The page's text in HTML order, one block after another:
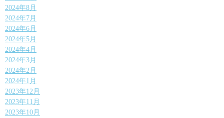
2024年8月
2024年7月
2024年6月
2024年5月
2024年4月
2024年3月
2024年2月
2024年1月
2023年12月
2023年11月
2023年10月